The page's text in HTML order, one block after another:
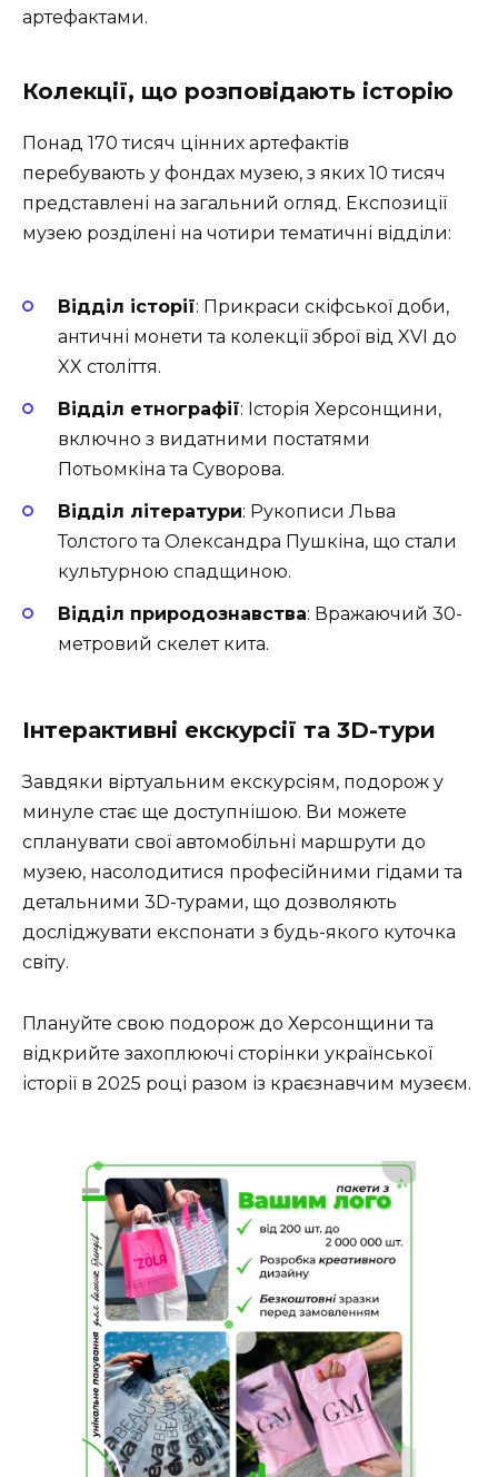
артефактами.
Колекції, що розповідають історію
Понад 170 тисяч цінних артефактів
перебувають у фондах музею, з яких 10 тисяч
представлені на загальний огляд. Експозиції
музею розділені на чотири тематичні відділи:
Відділ історії: Прикраси скіфської доби,
античні монети та колекції зброї від XVI до
XX століття.
Відділ етнографії: Історія Херсонщини,
включно з видатними постатями
Потьомкіна та Суворова.
Відділ літератури: Рукописи Льва
Толстого та Олександра Пушкіна, що стали
культурною спадщиною.
Відділ природознавства: Вражаючий 30-
метровий скелет кита.
Інтерактивні екскурсії та 3D-тури
Завдяки віртуальним екскурсіям, подорож у
минуле стає ще доступнішою. Ви можете
спланувати свої автомобільні маршрути до
музею, насолодитися професійними гідами та
детальними 3D-турами, що дозволяють
досліджувати експонати з будь-якого куточка
світу.
Плануйте свою подорож до Херсонщини та
відкрийте захоплюючі сторінки української
історії в 2025 році разом із краєзнавчим музеєм.